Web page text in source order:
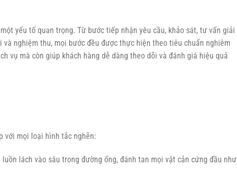
yếu tố quan trọng. Từ bước tiếp nhận yêu cầu, khảo sát, tư vấn giải
và nghiệm thu, mọi bước đều được thực hiện theo tiêu chuẩn nghiêm
vụ mà còn giúp khách hàng dễ dàng theo dõi và đánh giá hiệu quả
với mọi loại hình tắc nghẽn:
lách vào sâu trong đường ống, đánh tan mọi vật cản cứng đầu như